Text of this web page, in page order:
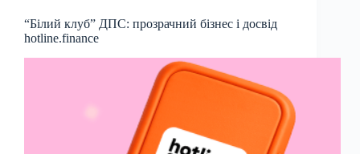
“Білий клуб” ДПС: прозрачний бізнес і досвід
hotline.finance